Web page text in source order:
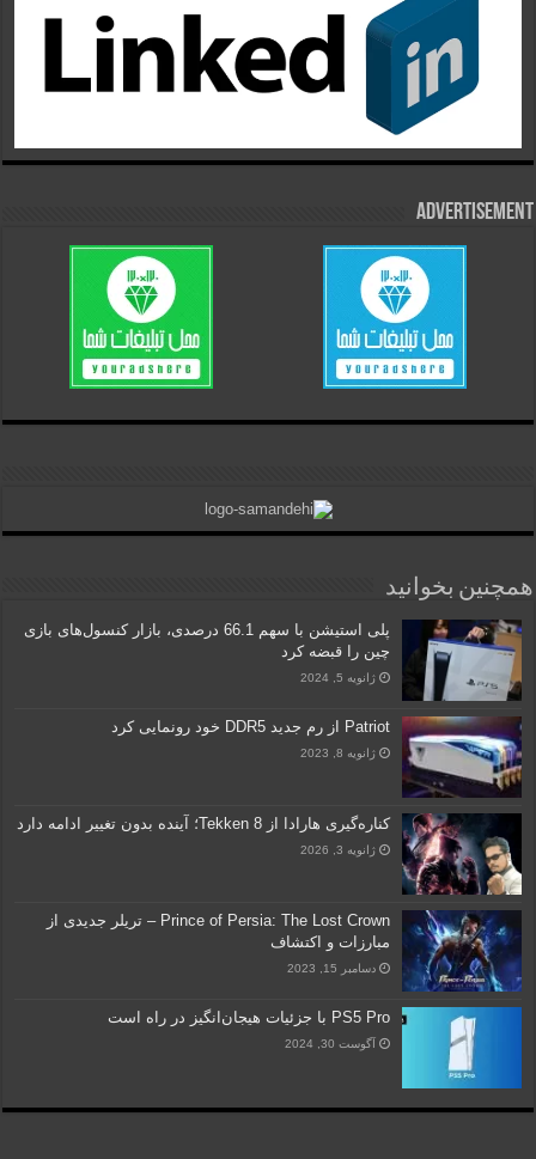
Advertisement
همچنین بخوانید
پلی استیشن با سهم 66.1 درصدی، بازار کنسول‌های بازی
چین را قبضه کرد
ژانویه 5, 2024
Patriot از رم جدید DDR5 خود رونمایی کرد
ژانویه 8, 2023
کناره‌گیری هارادا از Tekken 8؛ آینده بدون تغییر ادامه دارد
ژانویه 3, 2026
Prince of Persia: The Lost Crown – تریلر جدیدی از
مبارزات و اکتشاف
دسامبر 15, 2023
PS5 Pro با جزئیات هیجان‌انگیز در راه است
آگوست 30, 2024